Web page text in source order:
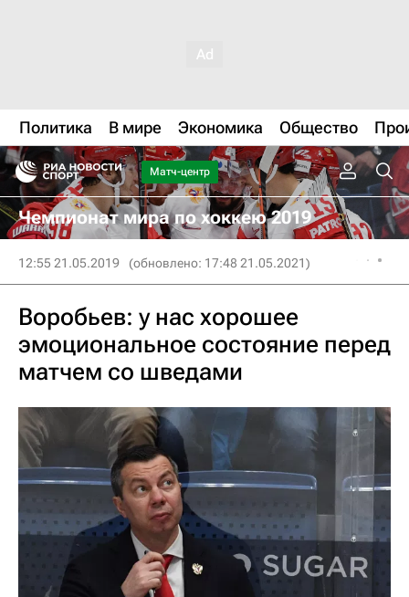
Политика В мире Экономика Общество
Матч-центр
Чемпионат мира по хоккею 2019
12:55 21.05.2019 (обновлено: 17:48 21.05.2021)
Воробьев: у нас хорошее
эмоциональное состояние перед
матчем со шведами